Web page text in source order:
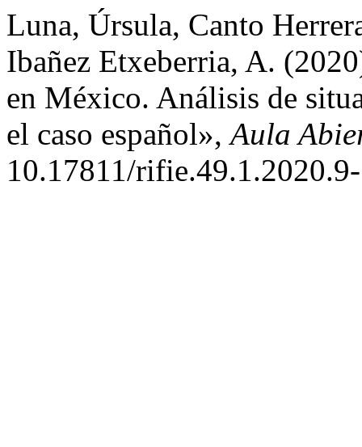
Luna, Úrsula, Canto
Ibañez Etxeberria, A.
en México. Análisis de
el caso español»,Aula
10.17811/